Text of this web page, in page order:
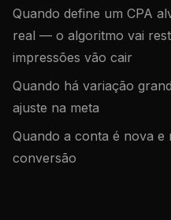
Quando define um CPA
real — o algoritmo vai
impressões vão cair
Quando há variação
ajuste na meta
Quando a conta é nova e
conversão